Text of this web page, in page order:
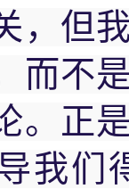
，但
而不
。正
我们